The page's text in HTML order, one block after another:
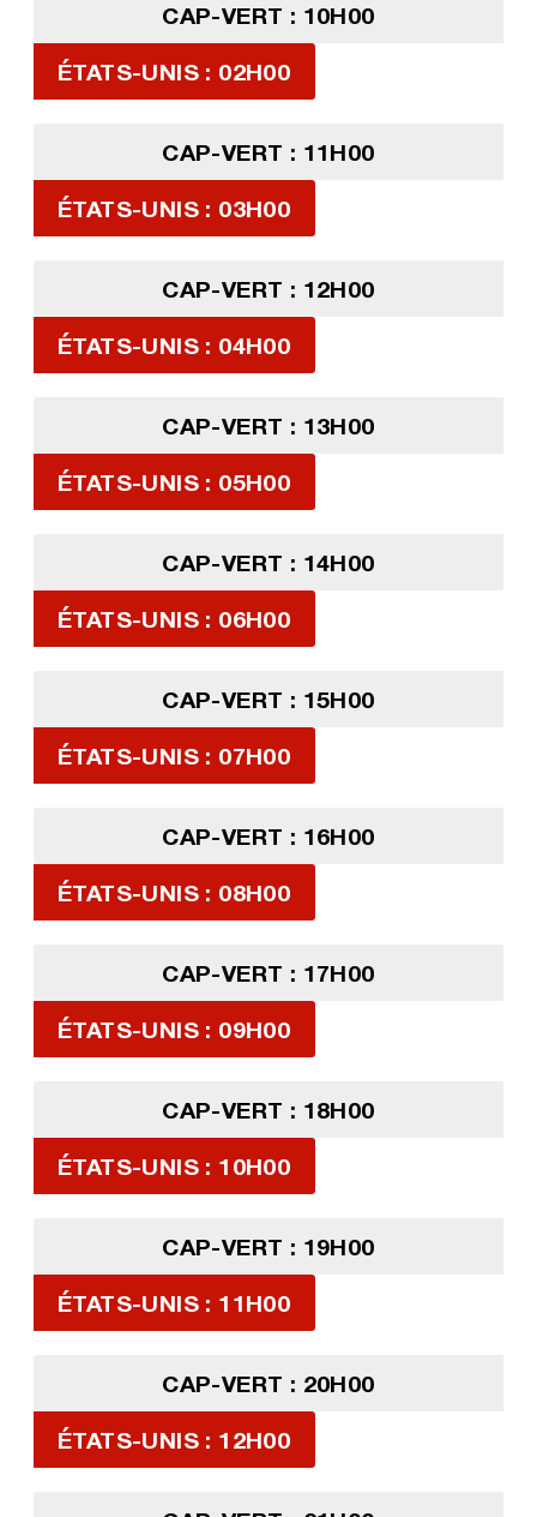
CAP-VERT : 10H00
ÉTATS-UNIS : 02H00
CAP-VERT : 11H00
ÉTATS-UNIS : 03H00
CAP-VERT : 12H00
ÉTATS-UNIS : 04H00
CAP-VERT : 13H00
ÉTATS-UNIS : 05H00
CAP-VERT : 14H00
ÉTATS-UNIS : 06H00
CAP-VERT : 15H00
ÉTATS-UNIS : 07H00
CAP-VERT : 16H00
ÉTATS-UNIS : 08H00
CAP-VERT : 17H00
ÉTATS-UNIS : 09H00
CAP-VERT : 18H00
ÉTATS-UNIS : 10H00
CAP-VERT : 19H00
ÉTATS-UNIS : 11H00
CAP-VERT : 20H00
ÉTATS-UNIS : 12H00